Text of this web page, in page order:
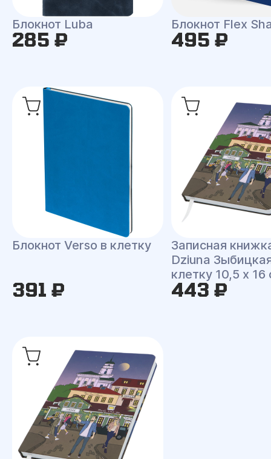
Блокнот Luba
285 ₽
Блокнот Flex
495 ₽
Блокнот Verso в клетку
391 ₽
Записная
Dziuna
клетку 10,5 x 16
443 ₽